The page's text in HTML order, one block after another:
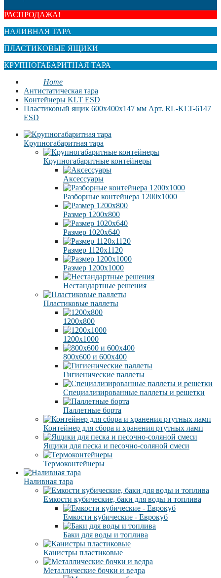
РАСПРОДАЖА!
НАЛИВНАЯ ТАРА
ПЛАСТИКОВЫЕ ЯЩИКИ
КРУПНОГАБАРИТНАЯ ТАРА
Home
Антистатическая тара
Контейнеры KLT ESD
Пластиковый ящик 600x400x147 мм Арт. RL-KLT-6147
ESD
Крупногабаритная тара
Крупногабаритные контейнеры
Аксессуары
Разборные контейнера 1200х1000
Размер 1200х800
Размер 1020х640
Размер 1120х1120
Размер 1200х1000
Нестандартные решения
Пластиковые паллеты
1200х800
1200х1000
800х600 и 600х400
Гигиенические паллеты
Специализированные паллеты и решетки
Паллетные борта
Контейнер для сбора и хранения ртутных ламп
Ящики для песка и песочно-соляной смеси
Термоконтейнеры
Наливная тара
Емкости кубические, баки для воды и топлива
Емкости кубические - Еврокуб
Баки для воды и топлива
Канистры пластиковые
Металлические бочки и ведра